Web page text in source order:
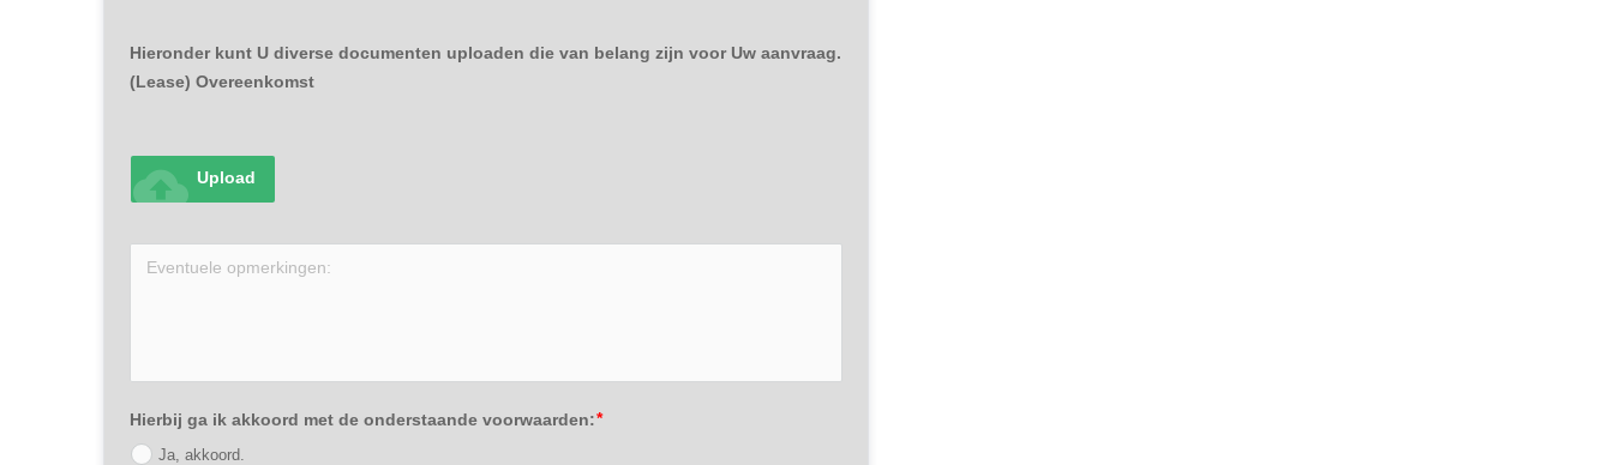
Hieronder kunt U diverse documenten uploaden die van belang zijn voor Uw aanvraag.
(Lease) Overeenkomst
cloud_upload Upload
Hierbij ga ik akkoord met de onderstaande voorwaarden:
Ja, akkoord.